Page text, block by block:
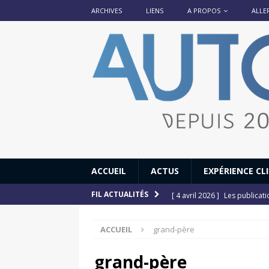
ARCHIVES LIENS A PROPOS
ACCUEIL ACTUS EXPÉRIENCE
FIL ACTUALITÉS [ 4 avril 2026 ] Les
[ 12 juillet 2025 ]
ACCUEIL grand-père
grand-père